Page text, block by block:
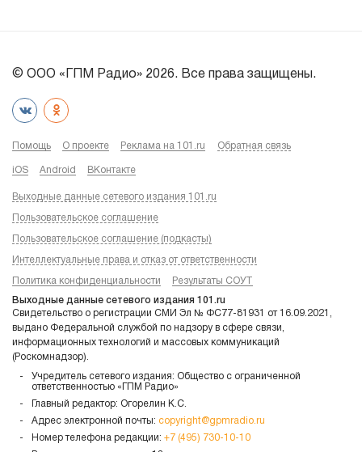
© ООО «ГПМ Радио» 2026. Все права защищены.
Помощь О проекте Реклама на 101.ru Обратная связь
iOS Android ВКонтакте
Выходные данные сетевого издания 101.ru
Пользовательское соглашение
Пользовательское соглашение (подкасты)
Интеллектуальные права и отказ от ответственности
Политика конфиденциальности Результаты СОУТ
Выходные данные сетевого издания 101.ru
Свидетельство о регистрации СМИ Эл № ФС77-81931 от 16.09.2021,
выдано Федеральной службой по надзору в сфере связи,
информационных технологий и массовых коммуникаций
(Роскомнадзор).
Учредитель сетевого издания: Общество с ограниченной
ответственностью «ГПМ Радио»
Главный редактор: Огорелин К.С.
Адрес электронной почты: copyright@gpmradio.ru
Номер телефона редакции: +7 (495) 730-10-10